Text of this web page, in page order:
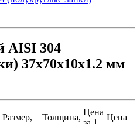
AISI 304
37х70х10х1.2 мм
Размер,
Толщина,
Цена
Цена